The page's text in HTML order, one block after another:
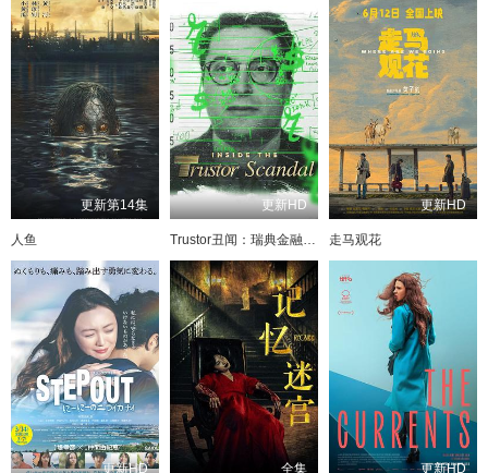
更新第14集
人鱼
更新HD
Trustor丑闻：瑞典金融案内幕
更新HD
走马观花
更新HD 全集 更新HD